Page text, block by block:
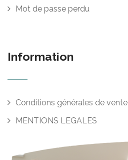
Mot de passe perdu
Information
Conditions générales de vente
MENTIONS LEGALES